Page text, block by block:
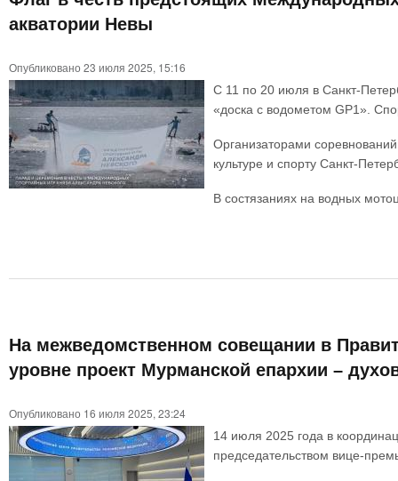
акватории Невы
Опубликовано 23 июля 2025, 15:16
С 11 по 20 июля в Санкт-
«доска с водометом GP1».
Организаторами
культуре и спорту Санкт-
В состязаниях на водных
На межведомственном совещании в
уровне проект Мурманской епархии –
Опубликовано 16 июля 2025, 23:24
14 июля 2025 года в
председательством вице-